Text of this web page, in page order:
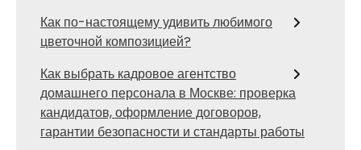
Как по-настоящему удивить любимого
цветочной композицией?
Как выбрать кадровое агентство
домашнего персонала в Москве: проверка
кандидатов, оформление договоров,
гарантии безопасности и стандарты работы